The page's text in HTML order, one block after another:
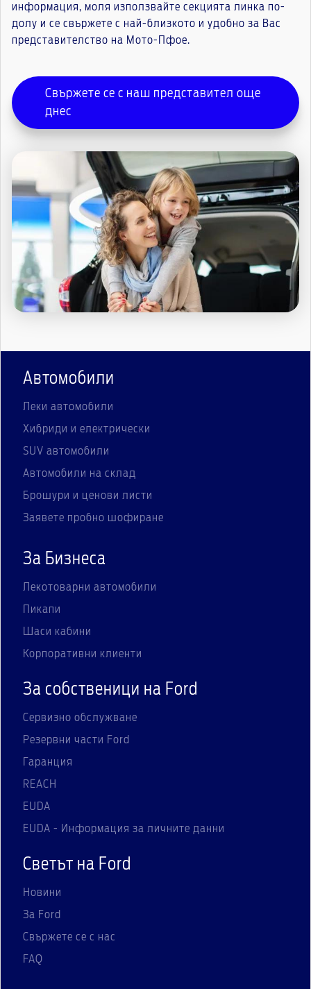
информация, моля използвайте секцията линка по-
долу и се свържете с най-близкото и удобно за Вас
представителство на Мото-Пфое.
Свържете се с наш представител още
днес
Автомобили
Леки автомобили
Хибриди и електрически
SUV автомобили
Автомобили на склад
Брошури и ценови листи
Заявете пробно шофиране
За Бизнеса
Лекотоварни автомобили
Пикапи
Шаси кабини
Корпоративни клиенти
За собственици на Ford
Сервизно обслужване
Резервни части Ford
Гаранция
REACH
EUDA
EUDA - Информация за личните данни
Светът на Ford
Новини
За Ford
Свържете се с нас
FAQ